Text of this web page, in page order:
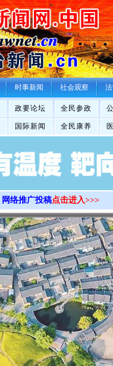
>
时事新闻 社会观察
政要论坛 全民参政
国际新闻 全民康养
网络推广投稿点击进入>>>